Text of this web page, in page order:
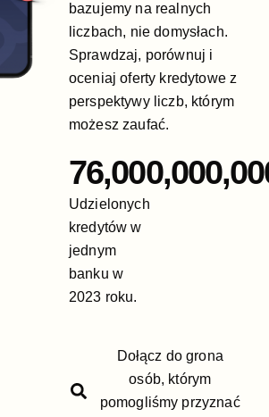
bazujemy na realnych
liczbach, nie domysłach.
Sprawdzaj, porównuj i
oceniaj oferty kredytowe z
perspektywy liczb, którym
możesz zaufać.
Udzielonych
kredytów w
jednym
banku w
2023 roku.
Dołącz do grona
osób, którym
pomogliśmy przyznać